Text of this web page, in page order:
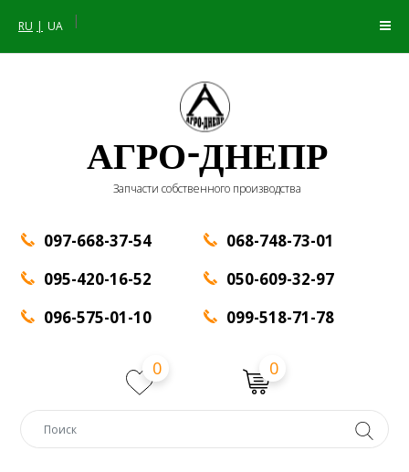
RU UA |
АГРО-ДНЕПР
Запчасти собственного производства
097-668-37-54
095-420-16-52
096-575-01-10
068-748-73-01
050-609-32-97
099-518-71-78
0 0